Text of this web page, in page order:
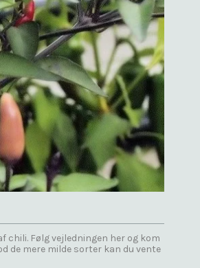
Følg vejledningen her og kom
de mere milde sorter kan du vente